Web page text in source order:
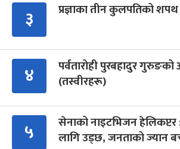
३ प्रज्ञाका तीन कुलपतिको
४
पर्वतारोही पुरबहादुर गुरुङको
(तस्वीरहरू)
५
सेनाको नाइटभिजन
लागि उड्छ, जनताको ज्यान